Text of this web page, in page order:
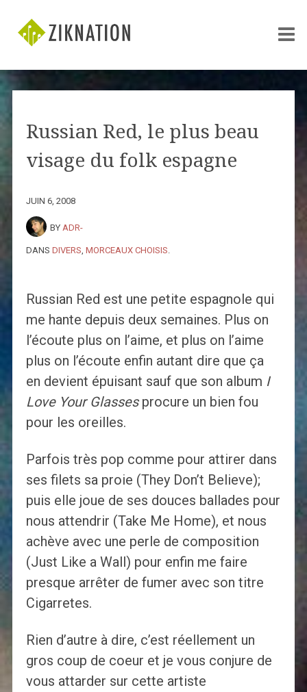
Russian Red, le plus beau
visage du folk espagne
JUIN 6, 2008
BY ADR-
DANS DIVERS MORCEAUX CHOISIS
Russian Red est une petite espagnole qui
me hante depuis deux semaines. Plus on
l’écoute plus on l’aime, et plus on l’aime
plus on l’écoute enfin autant dire que ça
en devient épuisant sauf que son album I
Love Your Glassesprocure un bien fou
pour les oreilles.
Parfois très pop comme pour attirer dans
ses filets sa proie (They Don’t Believe);
puis elle joue de ses douces ballades pour
nous attendrir (Take Me Home), et nous
achève avec une perle de composition
(Just Like a Wall) pour enfin me faire
presque arrêter de fumer avec son titre
Cigarretes.
Rien d’autre à dire, c’est réellement un
gros coup de coeur et je vous conjure de
vous attarder sur cette artiste